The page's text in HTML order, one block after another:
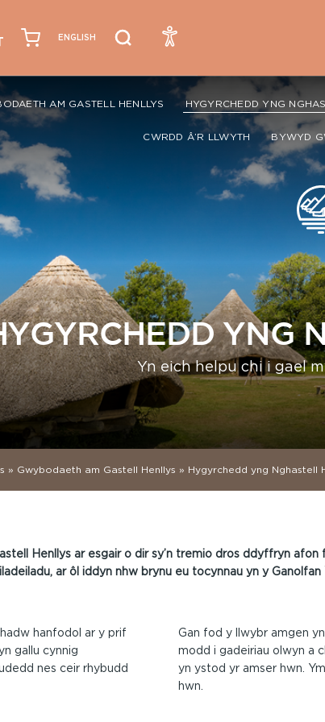
ENGLISH
AM GASTELL HENLLYS HYGYRCHEDD YNG
CWRDD Â’R LLWYTH BYWYD
YNG
Yn eich helpu chi i gael
» Gwybodaeth am Gastell Henllys » Hygyrchedd yng Nghastell
Henllys ar esgair o dir sy’n tremio dros ddyffryn afon
ar ôl iddyn nhw brynu eu tocynnau yn y
hanfodol ar y prif
gallu cynnig
nes ceir rhybudd
Gan fod y llwybr amgen
modd i gadeiriau olwyn a
yn ystod yr amser hwn.
hwn.